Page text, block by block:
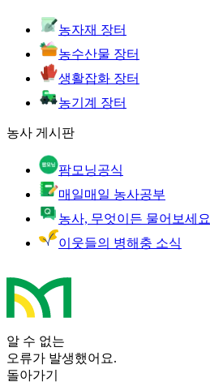
농자재 장터
농수산물 장터
생활잡화 장터
농기계 장터
농사 게시판
팜모닝공식
매일매일 농사공부
농사, 무엇이든 물어보세요
이웃들의 병해충 소식
알 수 없는
오류가 발생했어요.
돌아가기